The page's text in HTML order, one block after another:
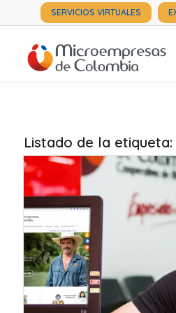
SERVICIOS VIRTUALES
Listado de la etiqueta: